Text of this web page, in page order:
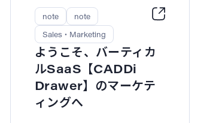
note
note
Sales・Marketing
ようこそ、バーティカ
ルSaaS【CADDi
Drawer】のマーケテ
ィングへ